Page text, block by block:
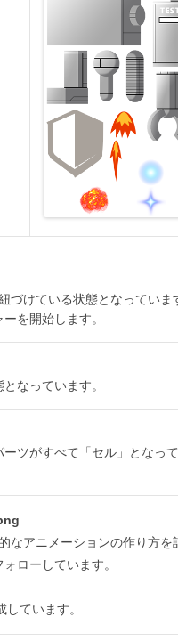
けている状態となっていま
を開始します。
なっています。
ツがすべて「セル」となっ
アニメーションの作り方を
ローしています。
ています。